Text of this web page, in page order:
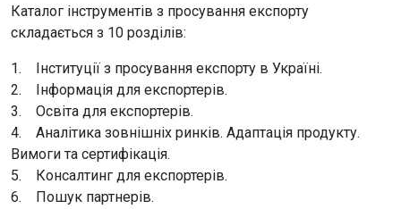
Каталог інструментів з просування експорту
складається з 10 розділів:
1. Інституції з просування експорту в Україні.
2. Інформація для експортерів.
3. Освіта для експортерів.
4. Аналітика зовнішніх ринків. Адаптація продукту.
Вимоги та сертифікація.
5. Консалтинг для експортерів.
6. Пошук партнерів.